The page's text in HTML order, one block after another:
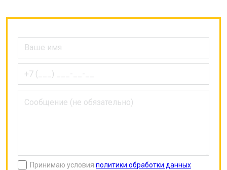
Принимаю условия политики обработки данных